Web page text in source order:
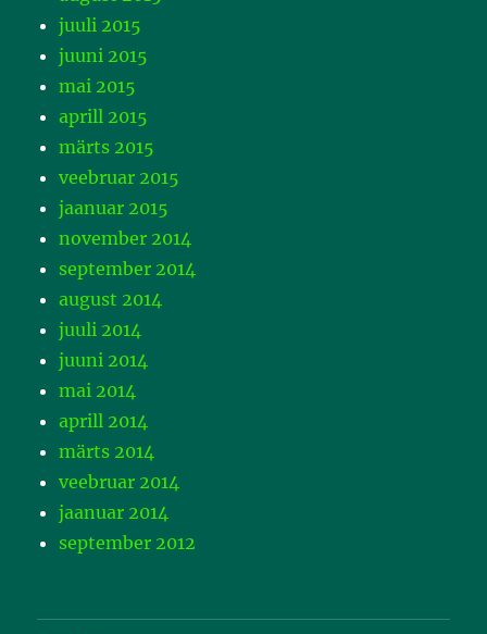
juuli 2015
juuni 2015
mai 2015
aprill 2015
märts 2015
veebruar 2015
jaanuar 2015
november 2014
september 2014
august 2014
juuli 2014
juuni 2014
mai 2014
aprill 2014
märts 2014
veebruar 2014
jaanuar 2014
september 2012